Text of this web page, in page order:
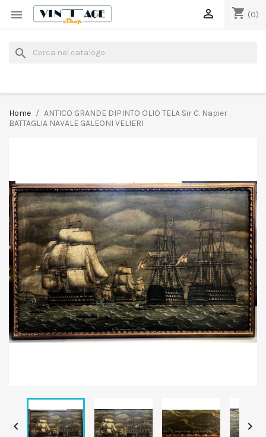
 shopping_cart (0)

search
Home
ANTICO GRANDE DIPINTO OLIO TELA Sir C. Napier
BATTAGLIA NAVALE GALEONI VELIERI
 